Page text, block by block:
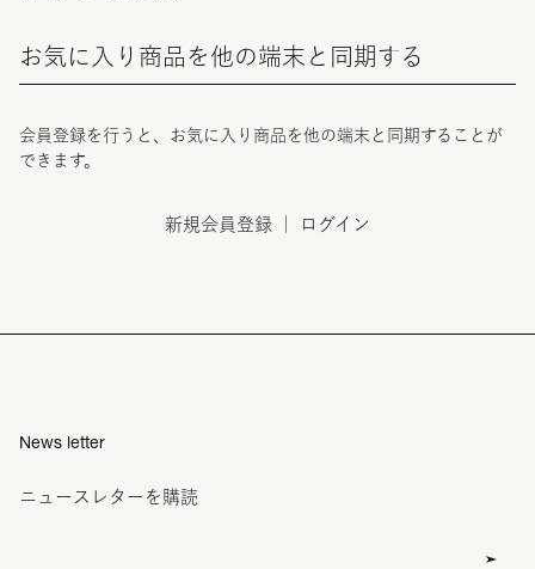
お気に入り商品を他の端末と同期する
会員登録を行うと、お気に入り商品を他の端末と同期することが
できます。
新規会員登録 ログイン
News letter
ニュースレターを購読